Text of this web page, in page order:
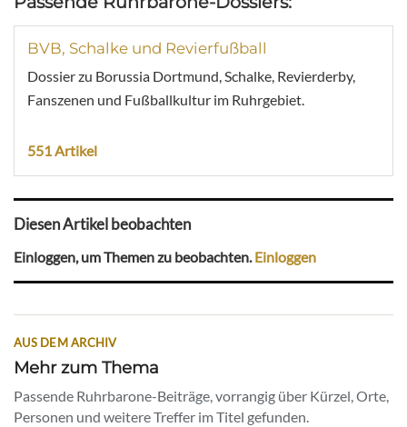
BVB, Schalke und Revierfußball
Dossier zu Borussia Dortmund, Schalke, Revierderby,
Fanszenen und Fußballkultur im Ruhrgebiet.
551 Artikel
Diesen Artikel beobachten
Einloggen, um Themen zu beobachten. Einloggen
AUS DEM ARCHIV
Mehr zum Thema
Passende Ruhrbarone-Beiträge, vorrangig über Kürzel, Orte,
Personen und weitere Treffer im Titel gefunden.